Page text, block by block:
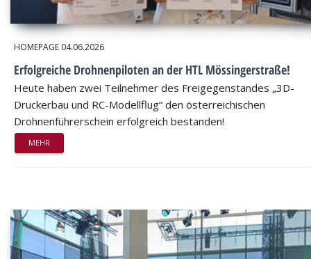
HOMEPAGE 04.06.2026
Erfolgreiche Drohnenpiloten an der HTL Mössingerstraße!
Heute haben zwei Teilnehmer des Freigegenstandes „3D-
Druckerbau und RC-Modellflug“ den österreichischen
Drohnenführerschein erfolgreich bestanden!
MEHR